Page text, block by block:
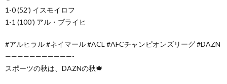
1-0 (52′) イスモイロフ
1-1 (100′) アル・ブライヒ
#アルヒラル #ネイマール #ACL #AFCチャンピオンズリーグ #DAZN
———————————-
スポーツの秋は、DAZNの秋🍁